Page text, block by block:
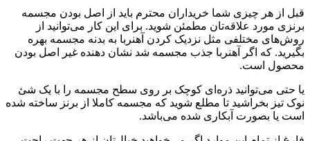
قبل از هر چیزی شما خریداران محترم باید از اصل بودن مجسمه
برنزی مورد علاقه‌تان مطمئن شوید. برای این کار می‌توانید از
روش‌های مختلفی مثل نزدیک کردن آهنربا به بدنه مجسمه بهره
بگیرید. که اگر آهنربا جذب مجسمه شد نشان دهنده غیر اصل بودن
محصول است.
یا حتی می‌توانید ذره‌ای کوچک بر روی سطح مجسمه را با یک شئ
نوک تیز بخراشید تا مطلع شوید که مجسمه کاملا از برنز ساخته شده
است یا بصورت آبکاری شده می‌باشد.